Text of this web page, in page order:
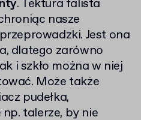
. Tektura falista
nasze
Jest ona
dlatego zarówno
i szkło można w niej
Może także
pudełka,
talerze, by nie